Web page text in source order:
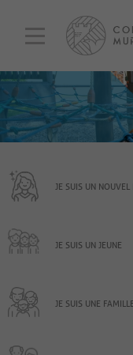
JE SUIS UN
JE SUIS UN JEUNE
JE SUIS UNE FAMILLE